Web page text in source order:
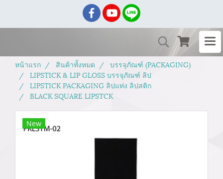
หน้าแรก สินค้าทั้งหมด
บรรจุภัณฑ์ (PACKAGING)
LIPSTICK & LIP GLOSS บรรจุภัณฑ์ ลิป
LIPSTICK PACKAGING ลิปแท่ง ลิปสติก
BLACK SQUARE LIPSTCK
New